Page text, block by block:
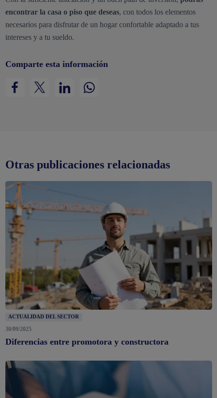
encontrar la casa o piso que deseas, con todos los elementos
necesarios para disfrutar de un hogar confortable adaptado a tus
intereses y a tu sueldo.
Comparte esta información
Otras publicaciones relacionadas
ACTUALIDAD DEL SECTOR
30/09/2025
Diferencias entre promotora y constructora